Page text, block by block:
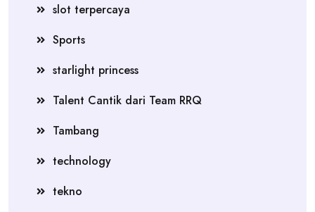
slot terpercaya
Sports
starlight princess
Talent Cantik dari Team RRQ
Tambang
technology
tekno